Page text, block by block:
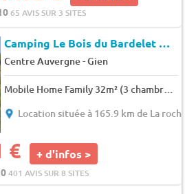
65 AVIS SUR 3 SITES
Camping Le Bois du Bardelet
Centre Auvergne-Gien
Location située à 165.9 km de La
€ + d'infos >
401 AVIS SUR 8 SITES